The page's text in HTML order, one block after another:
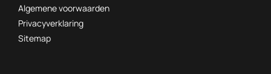
Algemene voorwaarden
Privacyverklaring
Sitemap